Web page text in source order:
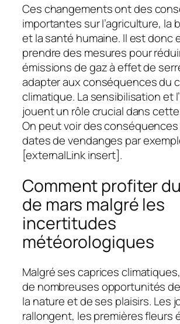
Ces changements ont des
importantes sur l’agriculture, la
et la santé humaine. Il est donc
prendre des mesures pour
émissions de gaz à effet de
adapter aux conséquences du
climatique. La sensibilisation et
jouent un rôle crucial dans
On peut voir des
dates de vendanges par
[externalLink insert].
Comment profiter
de mars malgré les
incertitudes
météorologiques
Malgré ses caprices
de nombreuses opportunités
la nature et de ses plaisirs. Les
rallongent, les premières fleurs